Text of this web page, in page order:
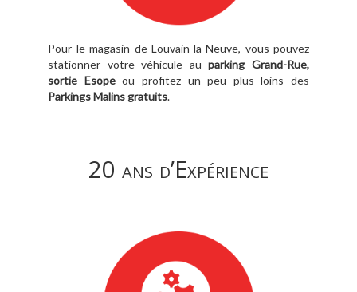
Pour le magasin de Louvain-la-Neuve, vous pouvez
stationner votre véhicule auparking Grand-Rue,
sortie Esopeou profitez un peu plus loins des
Parkings Malins gratuits.
20 ans d’Expérience